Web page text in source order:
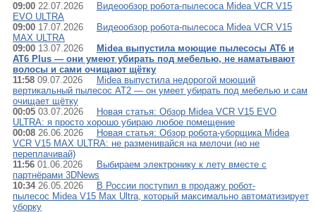
09:00 22.07.2026
Видеообзор робота-пылесоса Midea VCR V15
EVO ULTRA
09:00 17.07.2026
Видеообзор робота-пылесоса Midea VCR V15
MAX ULTRA
09:00 13.07.2026
Midea выпустила моющие пылесосы AT6 и
AT6 Plus — они умеют убирать под мебелью, не наматывают
волосы и сами очищают щётку
11:58 09.07.2026
Midea выпустила недорогой моющий
вертикальный пылесос AT2 — он умеет убирать под мебелью и сам
очищает щётку
00:05 03.07.2026
Новая статья: Обзор Midea VCR V15 EVO
ULTRA: я просто хорошо убираю любое помещение
00:08 26.06.2026
Новая статья: Обзор робота-уборщика Midea
VCR V15 MAX ULTRA: не разменивайся на мелочи (но не
переплачивай)
11:56 01.06.2026
Выбираем электронику к лету вместе с
партнёрами 3DNews
10:3426.05.2026
В России поступил в продажу робот-
пылесос Midea V15 Max Ultra, который максимально автоматизирует
уборку